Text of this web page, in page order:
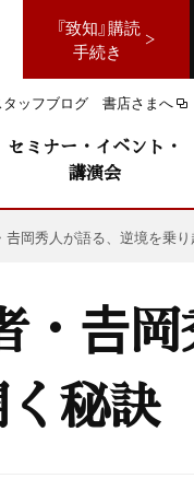
『致知』購読
手続き
タッフブログ 書店さまへ
セミナー・イベント・
講演会
𠮷岡秀人が語る、逆境を乗
・𠮷
秘訣